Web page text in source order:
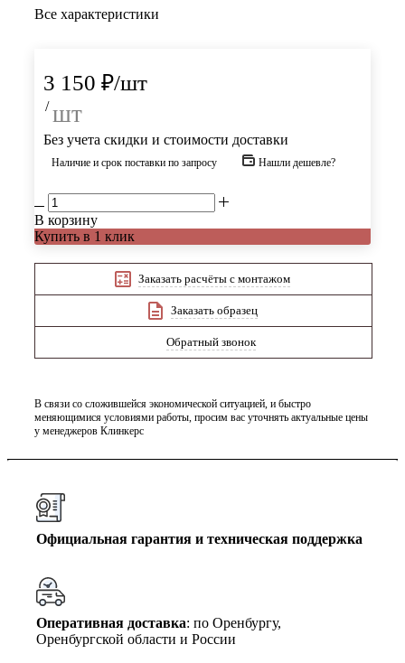
Все характеристики
3 150 ₽/шт
/ шт
Без учета скидки и стоимости доставки
Наличие и срок поставки по запросу Нашли дешевле?
В корзину
Купить в 1 клик
Заказать расчёты с монтажом
Заказать образец
Обратный звонок
В связи со сложившейся экономической ситуацией, и быстро
меняющимися условиями работы, просим вас уточнять актуальные цены
у менеджеров Клинкерс
Официальная гарантия и техническая поддержка
Оперативная доставка: по Оренбургу,
Оренбургской области и России